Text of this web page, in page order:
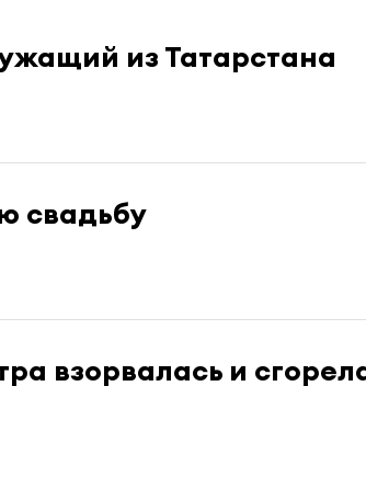
из Татарстана
свадьбу
взорвалась и